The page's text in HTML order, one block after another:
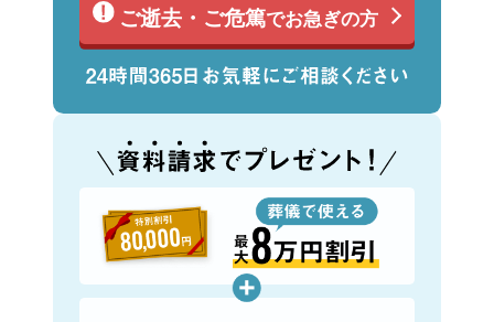
ご逝去・ご危篤でお急ぎの方